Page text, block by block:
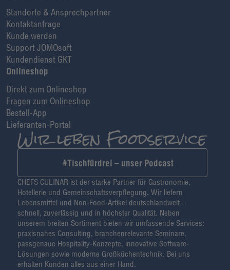
Standorte & Ansprechpartner
Kontaktanfrage
Kunde werden
Support JOMOsoft
Kundendienst GKT
Onlineshop
Direkt zum Onlineshop
Fragen zum Onlineshop
Bestell-App
Lieferanten-Portal
#Tischfürdrei – unser Podcast
CHEFS CULINAR ist der starke Partner für Gastronomie,
Hotellerie und Gemeinschaftsverpflegung. Wir liefern
Lebensmittel und Non-Food-Artikel deutschlandweit –
schnell, zuverlässig und in höchster Qualität. Neben
unserem breiten Sortiment bieten wir umfassende Services:
praxisnahes Consulting, branchenrelevante Seminare,
passgenaue Hospitality-Konzepte, innovative Software-
Lösungen sowie moderne Großküchentechnik. Bei uns
erhalten Kunden alles aus einer Hand.